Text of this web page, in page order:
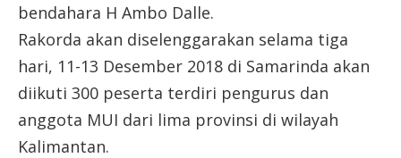
bendahara H Ambo Dalle.
Rakorda akan diselenggarakan selama tiga
hari, 11-13 Desember 2018 di Samarinda akan
diikuti 300 peserta terdiri pengurus dan
anggota MUI dari lima provinsi di wilayah
Kalimantan.